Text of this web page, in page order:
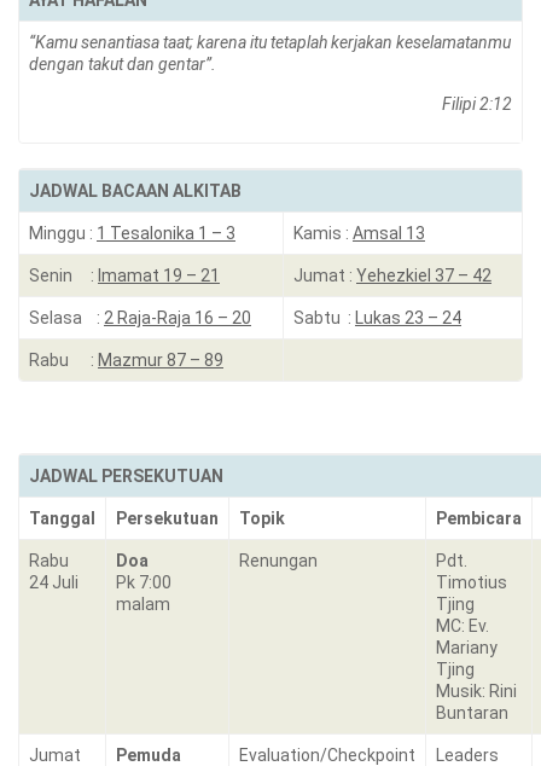
“Kamu senantiasa taat; karena itu tetaplah kerjakan keselamatanmu
dengan takut dan gentar”.
Filipi 2:12
JADWAL BACAAN ALKITAB
Minggu : 1 Tesalonika 1 – 3 Kamis : Amsal 13
Senin : Imamat 19 – 21 Jumat : Yehezkiel 37 – 42
Selasa : 2 Raja-Raja 16 – 20 Sabtu : Lukas 23 – 24
Rabu : Mazmur 87 – 89
JADWAL PERSEKUTUAN
Tanggal Persekutuan Topik Pembicara
Rabu
24 Juli
Doa
Pk 7:00
malam
Renungan
Pdt.
Timotius
Tjing
MC: Ev.
Mariany
Tjing
Musik: Rini
Buntaran
Jumat
Pemuda
Evaluation/Checkpoint Leaders